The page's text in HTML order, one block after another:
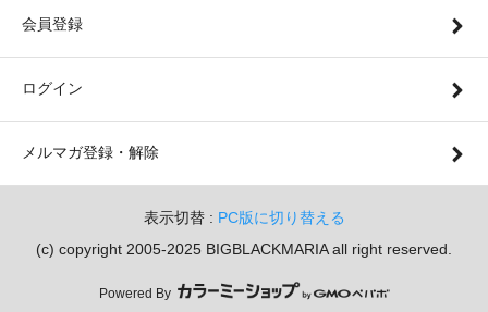
会員登録
ログイン
メルマガ登録・解除
表示切替 : PC版に切り替える
(c) copyright 2005-2025 BIGBLACKMARIA all right reserved.
Powered By